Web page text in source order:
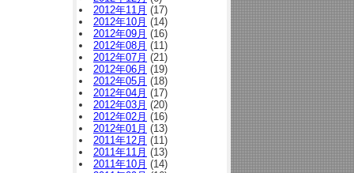
2012年11月 (17)
2012年10月 (14)
2012年09月 (16)
2012年08月 (11)
2012年07月 (21)
2012年06月 (19)
2012年05月 (18)
2012年04月 (17)
2012年03月 (20)
2012年02月 (16)
2012年01月 (13)
2011年12月 (11)
2011年11月 (13)
2011年10月 (14)